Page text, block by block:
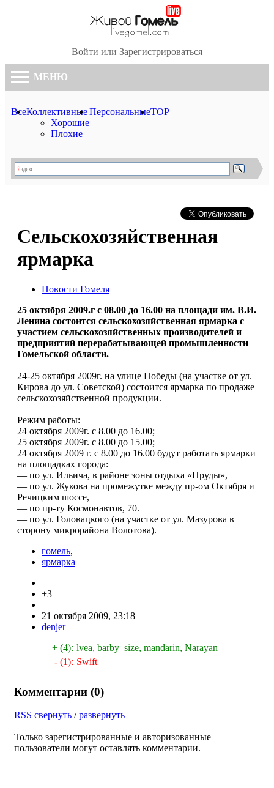
Войти или Зарегистрироваться
МЕНЮ
ВсеКоллективные
Хорошие
Плохие
ПерсональныеTOP
Сельскохозяйственная
ярмарка
Новости Гомеля
25 октября 2009.г с 08.00 до 16.00 на площади им. В.И.
Ленина состоится сельскохозяйственная ярмарка с
участием сельскохозяйственных производителей и
предприятий перерабатывающей промышленности
Гомельской области.
24-25 октября 2009г. на улице Победы (на участке от ул.
Кирова до ул. Советской) состоится ярмарка по продаже
сельскохозяйственной продукции.
Режим работы:
24 октября 2009г. с 8.00 до 16.00;
25 октября 2009г. с 8.00 до 15.00;
24 октября 2009 г. с 8.00 до 16.00 будут работать ярмарки
на площадках города:
— по ул. Ильича, в районе зоны отдыха «Пруды»,
— по ул. Жукова на промежутке между пр-ом Октября и
Речицким шоссе,
— по пр-ту Космонавтов, 70.
— по ул. Головацкого (на участке от ул. Мазурова в
сторону микрорайона Волотова).
гомель,
ярмарка
+3
21 октября 2009, 23:18
denjer
+ (4): lvea, barby_size, mandarin, Narayan
- (1): Swift
Комментарии (0)
RSS свернуть /развернуть
Только зарегистрированные и авторизованные
пользователи могут оставлять комментарии.